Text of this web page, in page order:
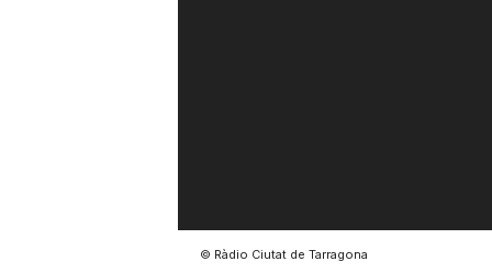
© Ràdio Ciutat de Tarragona